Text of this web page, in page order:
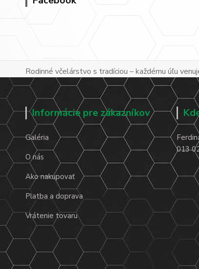
Rodinné včelárstvo s tradíciou – každému úľu
Informácie pre zákazníkov
Galéria
O nás
Ako nakupovať
Platba a doprava
Vrátenie tovaru
013